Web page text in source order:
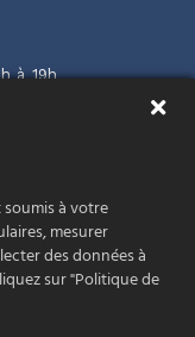
à 19h
à votre
mesurer
des données à
sur "Politique de